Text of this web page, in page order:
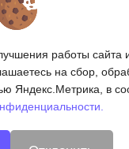
Получайте только
Согласен на
Мы в соцсетях:
работы сайта
на сбор,
Яндекс.Метрика, в